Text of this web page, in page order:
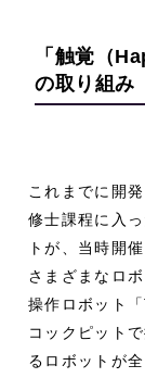
「触覚（
の取り組み
これまでに開
修士課程に入っ
トが、当時開
さまざまなロ
操作ロボット「
コックピット
るロボットが